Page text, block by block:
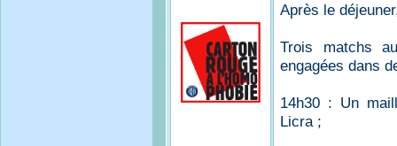
Après le
Trois matchs
engagées dans
14h30 : Un
Licra ;